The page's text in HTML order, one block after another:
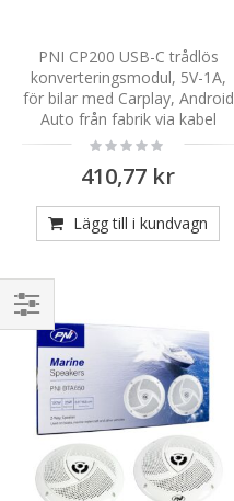
PNI CP200 USB-C trådlös
konverteringsmodul, 5V-1A,
för bilar med Carplay, Android
Auto från fabrik via kabel
Rating:
0%
410,77 kr
Lägg till i kundvagn
Handla
enligt